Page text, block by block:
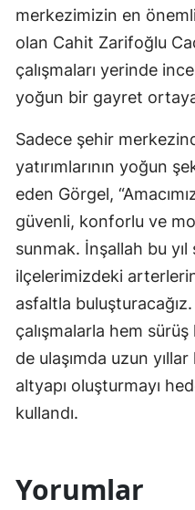
merkezimizin en
olan Cahit Zarifoğlu
çalışmaları yerinde
yoğun bir gayret
Sadece şehir
yatırımlarının yoğun
eden Görgel,
güvenli, konforlu ve
sunmak. İnşallah bu
ilçelerimizdeki arterlerin
asfaltla
çalışmalarla hem
de ulaşımda uzun
altyapı oluşturmayı
kullandı.
Yorumlar